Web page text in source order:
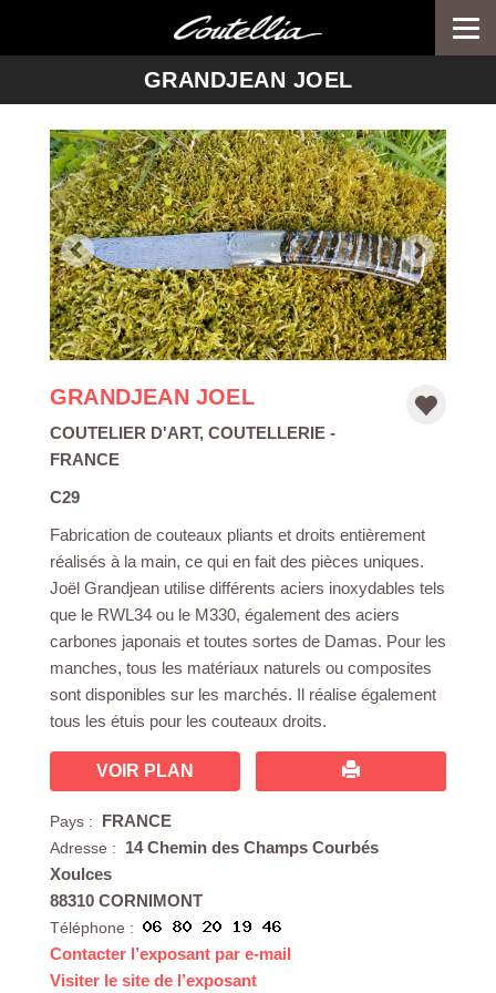
GRANDJEAN JOEL
GRANDJEAN JOEL
COUTELIER D'ART, COUTELLERIE -
FRANCE
C29
Fabrication de couteaux pliants et droits entièrement
réalisés à la main, ce qui en fait des pièces uniques.
Joël Grandjean utilise différents aciers inoxydables tels
que le RWL34 ou le M330, également des aciers
carbones japonais et toutes sortes de Damas. Pour les
manches, tous les matériaux naturels ou composites
sont disponibles sur les marchés. Il réalise également
tous les étuis pour les couteaux droits.
VOIR PLAN
Pays : FRANCE
Adresse :
14 Chemin des Champs Courbés
Xoulces
88310 CORNIMONT
Téléphone :
Contacter l’exposant par e-mail
Visiter le site de l’exposant